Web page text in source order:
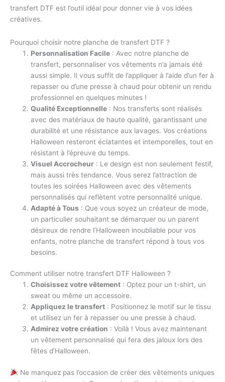
transfert DTF est l’outil idéal pour donner vie à vos idées
créatives.
Pourquoi choisir notre planche de transfert DTF ?
Personnalisation Facile : Avec notre planche de
transfert, personnaliser vos vêtements n’a jamais été
aussi simple. Il vous suffit de l’appliquer à l’aide d’un fer à
repasser ou d’une presse à chaud pour obtenir un rendu
professionnel en quelques minutes !
Qualité Exceptionnelle : Nos transferts sont réalisés
avec des matériaux de haute qualité, garantissant une
durabilité et une résistance aux lavages. Vos créations
Halloween resteront éclatantes et intemporelles, tout en
résistant à l’épreuve du temps.
Visuel Accrocheur : Le design est non seulement festif,
mais aussi très tendance. Vous serez l’attraction de
toutes les soirées Halloween avec des vêtements
personnalisés qui reflètent votre personnalité unique.
Adapté à Tous : Que vous soyez un créateur de mode,
un particulier souhaitant se démarquer ou un parent
désireux de rendre l’Halloween inoubliable pour vos
enfants, notre planche de transfert répond à tous vos
besoins.
Comment utiliser notre transfert DTF Halloween ?
Choisissez votre vêtement : Optez pour un t-shirt, un
sweat ou même un accessoire.
Appliquez le transfert : Positionnez le motif sur le tissu
et utilisez un fer à repasser ou une presse à chaud.
Admirez votre création : Voilà ! Vous avez maintenant
un vêtement personnalisé qui fera des jaloux lors des
fêtes d’Halloween.
Ne manquez pas l’occasion de créer des vêtements uniques